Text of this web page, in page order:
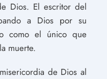
Dios. El escritor del
a Dios por su
como el único que
muerte.
de Dios al